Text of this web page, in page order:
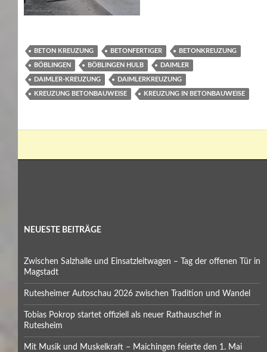
BETON KREUZUNG BETONFERTIGER BETONKREUZUNG
BÖBLINGEN BÖBLINGEN HULB DAIMLER
DAIMLER-KREUZUNG DAIMLERKREUZUNG
KREUZUNG BETONBAUWEISE KREUZUNG IN BETONBAUWEISE
NEUESTE BEITRÄGE
Zwischen Salzhalle und Einsatzleitwagen – Tag der offenen Tür in
Magstadt
Rutesheimer Autoschau 2026 zwischen Tradition und Wandel
Tobias Pokrop startet offiziell als neuer Rathauschef in
Rutesheim
Mit Musik und Muskelkraft – Maichingen feierte den 1. Mai